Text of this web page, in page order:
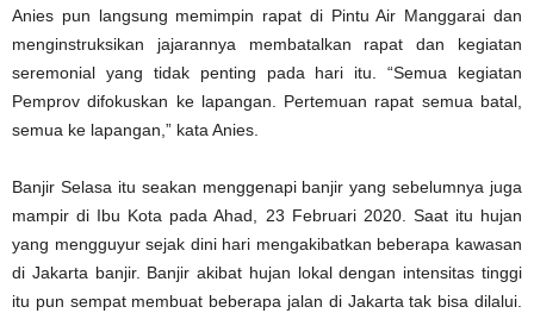
Anies pun langsung memimpin rapat di Pintu Air Manggarai dan
menginstruksikan jajarannya membatalkan rapat dan kegiatan
seremonial yang tidak penting pada hari itu. “Semua kegiatan
Pemprov difokuskan ke lapangan. Pertemuan rapat semua batal,
semua ke lapangan,” kata Anies.
Banjir Selasa itu seakan menggenapi banjir yang sebelumnya juga
mampir di Ibu Kota pada Ahad, 23 Februari 2020. Saat itu hujan
yang mengguyur sejak dini hari mengakibatkan beberapa kawasan
di Jakarta banjir. Banjir akibat hujan lokal dengan intensitas tinggi
itu pun sempat membuat beberapa jalan di Jakarta tak bisa dilalui.